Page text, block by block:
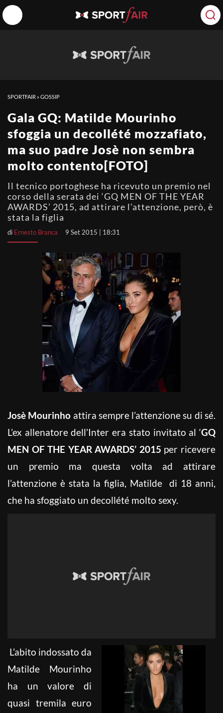
SPORTFAIR »GOSSIP
Gala GQ: Matilde Mourinho
sfoggia un decollété mozzafiato,
ma suo padre Josè non sembra
molto contento[FOTO]
Il tecnico portoghese ha ricevuto un premio nel
corso della serata dei ‘GQ MEN OF THE YEAR
AWARDS’ 2015, ad attirare l’attenzione, però, è
stata la figlia
di Ernesto Branca 9 Set 2015 | 18:31
Josè Mourinho attira sempre l’attenzione su di sé.
L’ex allenatore dell’Inter era stato invitato al ‘GQ
MEN OF THE YEAR AWARDS’ 2015 per ricevere
un premio ma questa volta ad attirare
l’attenzione è stata la figlia, Matilde di 18 anni,
che ha sfoggiato un decollété molto sexy.
L’abito indossato da
Matilde Mourinho
ha un valore di
quasi tremila euro